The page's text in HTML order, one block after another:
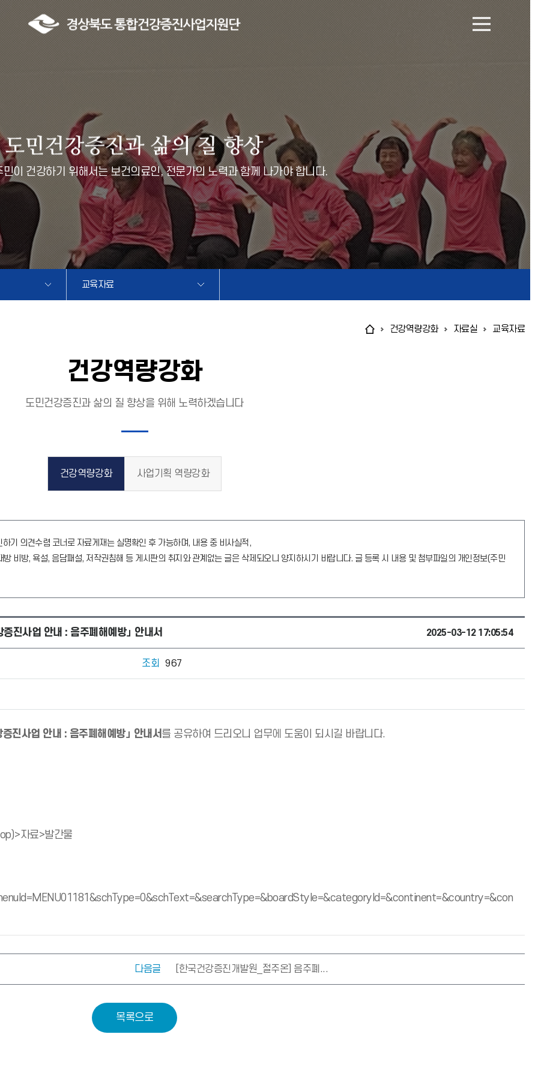
메
민이 건강하기 위해서는 보건의료인, 전문가의 노력과 함께 나가야 합니다.
교육자료
건강역량강화 자료실 교육자료
건강역량강화
도민건강증진과 삶의 질 향상을 위해 노력하겠습니다
건강역량강화 사업기획 역량강화
기 의견수렴 코너로 자료게재는 실명확인 후 가능하며, 내용 중 비사실적,
비방, 욕설, 음담패설, 저작권침해 등 게시판의 취지와 관계없는 글은 삭제되오니 양지하시기 바랍니다. 글 등록 시 내용 및 첨부파일의 개인정보(주민
진사업 안내 : 음주폐해예방」 안내서 2025-03-12 17:05:54
조회 967
진사업 안내 : 음주폐해예방」 안내서 를 공유하여 드리오니 업무에 도움이 되시길 바랍니다.
자료>발간물
다음글 [한국건강증진개발원_절주온] 음주폐...
목록으로